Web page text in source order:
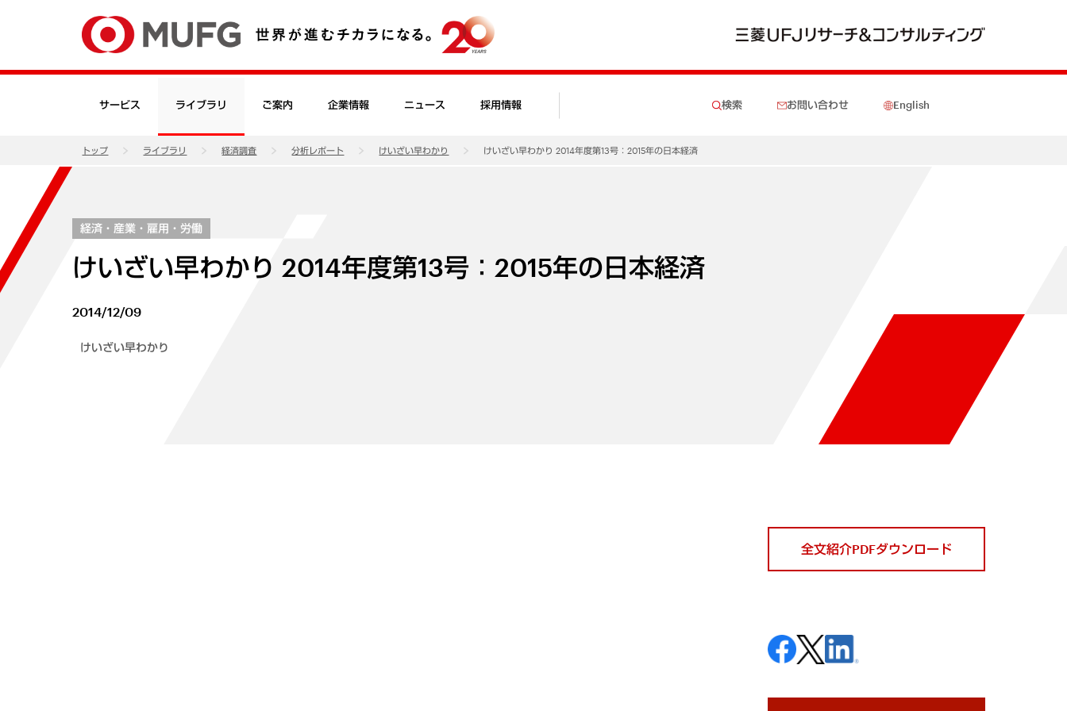
サービス ライブラリ ご案内 企業情報 ニュース 採用情報 検索 お問い合わせ English
トップ ライブラリ 経済調査 分析レポート けいざい早わかり けいざい早わかり 2014年度第13号：2015年の日本経済
経済・産業・雇用・労働
けいざい早わかり 2014年度第13号：2015年の日本経済
2014/12/09
けいざい早わかり
全文紹介PDFダウンロード